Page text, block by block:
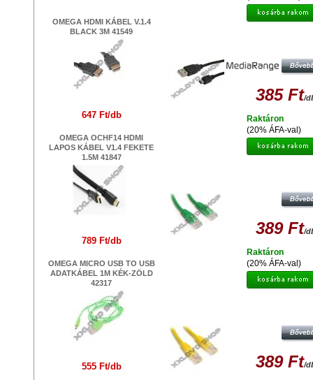
OMEGA HDMI KÁBEL V.1.4
BLACK 3M 41549
647 Ft/db
OMEGA OCHF14 HDMI
LAPOS KÁBEL V1.4 FEKETE
1.5M 41847
789 Ft/db
OMEGA MICRO USB TO USB
ADATKÁBEL 1M KÉK-ZÖLD
42317
555 Ft/db
385 Ft/
(20% ÁFA-val)
Raktáron
389 Ft/
(20% ÁFA-val)
Raktáron
389 Ft/